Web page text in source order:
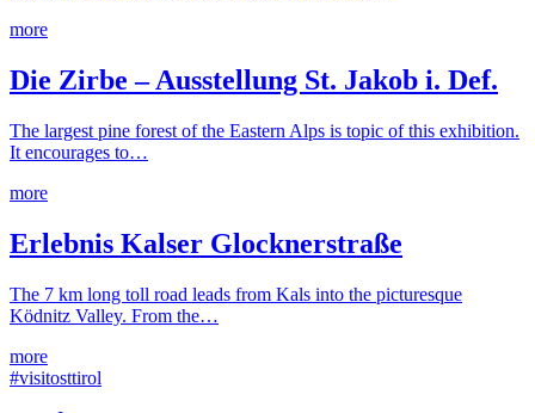
more
Die Zirbe – Ausstellung St. Jakob i. Def.
The largest pine forest of the Eastern Alps is topic of this exhibition.
It encourages to…
more
Erlebnis Kalser Glocknerstraße
The 7 km long toll road leads from Kals into the picturesque
Ködnitz Valley. From the…
more
#visitosttirol